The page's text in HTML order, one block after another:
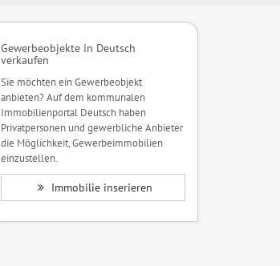
Gewerbeobjekte in Deutsch
verkaufen
Sie möchten ein Gewerbeobjekt
anbieten? Auf dem kommunalen
Immobilienportal Deutsch haben
Privatpersonen und gewerbliche Anbieter
die Möglichkeit, Gewerbeimmobilien
einzustellen.
Immobilie inserieren